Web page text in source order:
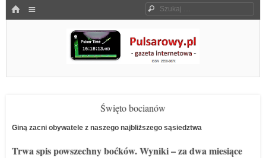
HOME Szukaj
Pulsarowy.pl
Święto bocianów
Giną zacni obywatele z naszego najbliższego sąsiedztwa
Trwa spis powszechny boćków. Wyniki – za dwa miesiące